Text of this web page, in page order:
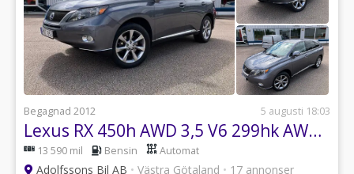
Begagnad 2012 5 augusti 18:03
Lexus RX 450h AWD 3,5 V6 299hk AWD CVT Luxury (Drag/Panorama)
13 590 mil Bensin Automat
Adolfssons Bil AB • Västra Götaland • 17 annonser